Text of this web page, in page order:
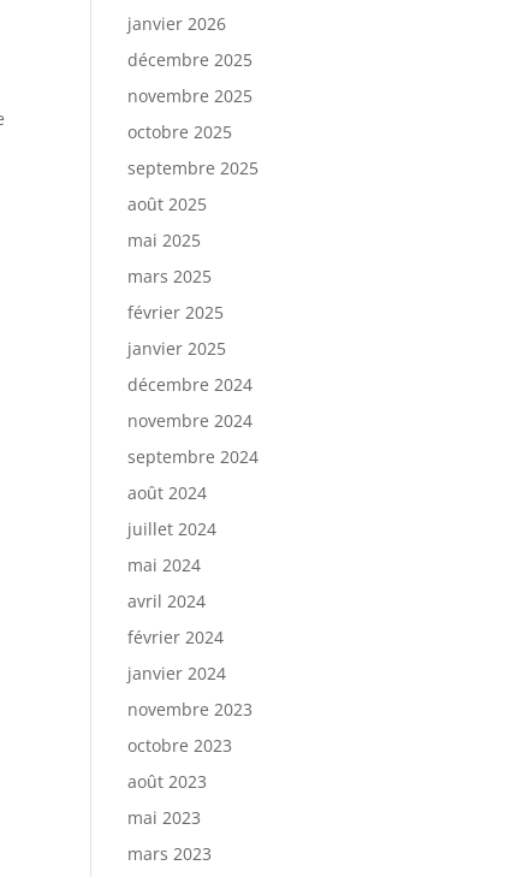
janvier 2026
décembre 2025
novembre 2025
octobre 2025
septembre 2025
août 2025
mai 2025
mars 2025
février 2025
janvier 2025
décembre 2024
novembre 2024
septembre 2024
août 2024
juillet 2024
mai 2024
avril 2024
février 2024
janvier 2024
novembre 2023
octobre 2023
août 2023
mai 2023
mars 2023